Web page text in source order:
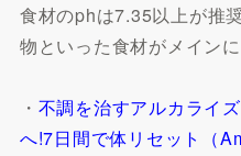
食材のphは7.35以上が推
物といった食材がメインに
・ 不調を治すアルカライ
へ!7日間で体リセット（